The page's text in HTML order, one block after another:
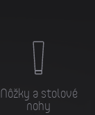
Nôžky a stolové
nohy